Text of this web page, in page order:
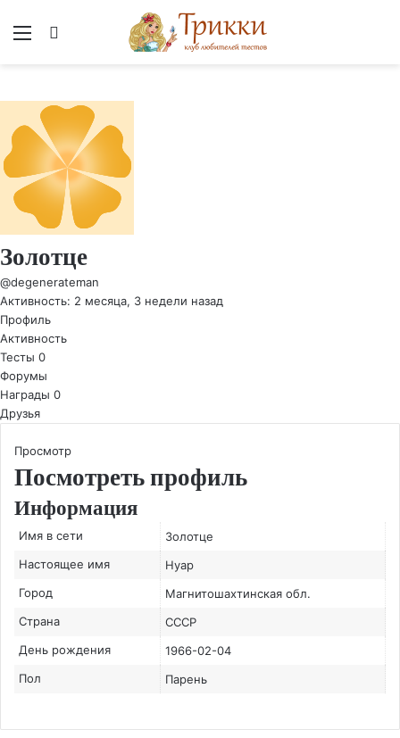
Меню
Золотце
@degenerateman
Активность: 2 месяца, 3 недели назад
Профиль
Активность
Тесты 0
Форумы
Награды 0
Друзья
Просмотр
Посмотреть профиль
Информация
Имя в сети
Золотце
Настоящее имя
Нуар
Город
Магнитошахтинская обл.
Страна
СССР
День рождения
1966-02-04
Пол
Парень